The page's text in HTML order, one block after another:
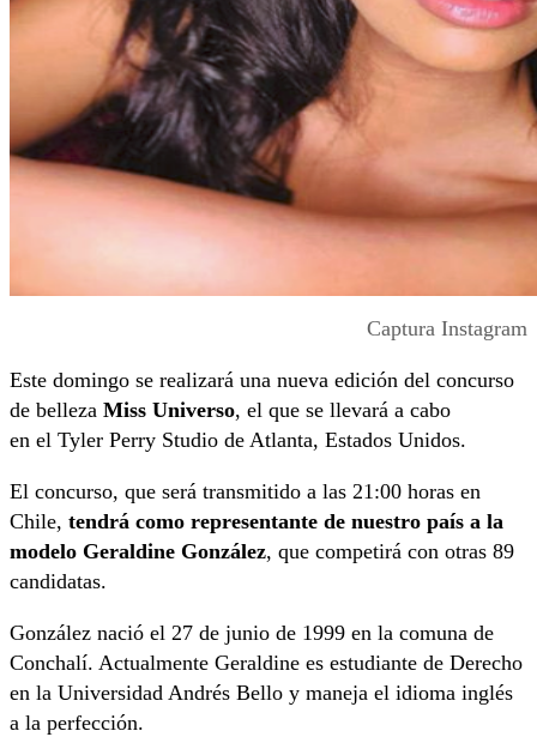
Captura Instagram
Este domingo se realizará una nueva edición del concurso
de belleza Miss Universo, el que se llevará a cabo
en el Tyler Perry Studio de Atlanta, Estados Unidos.
El concurso, que será transmitido a las 21:00 horas en
Chile, tendrá como representante de nuestro país a la
modelo Geraldine González, que competirá con otras 89
candidatas.
González nació el 27 de junio de 1999 en la comuna de
Conchalí. Actualmente Geraldine es estudiante de Derecho
en la Universidad Andrés Bello y maneja el idioma inglés
a la perfección.